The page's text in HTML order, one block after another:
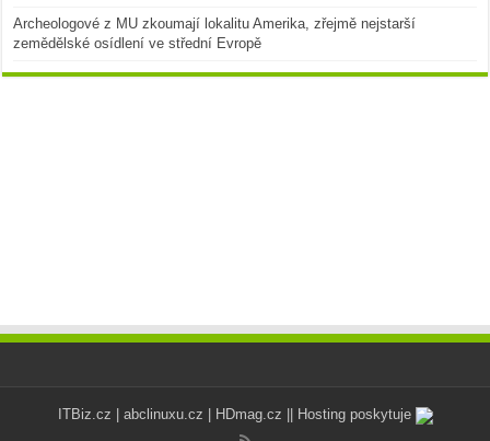
Archeologové z MU zkoumají lokalitu Amerika, zřejmě nejstarší
zemědělské osídlení ve střední Evropě
ITBiz.cz abclinuxu.cz HDmag.cz || Hosting poskytuje